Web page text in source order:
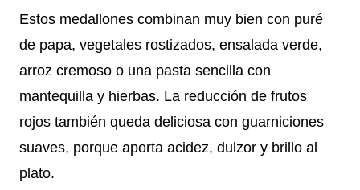
Estos medallones combinan muy bien con puré
de papa, vegetales rostizados, ensalada verde,
arroz cremoso o una pasta sencilla con
mantequilla y hierbas. La reducción de frutos
rojos también queda deliciosa con guarniciones
suaves, porque aporta acidez, dulzor y brillo al
plato.